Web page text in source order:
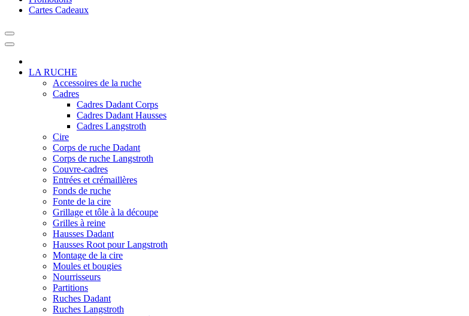
Cartes Cadeaux
LA RUCHE
Accessoires de la ruche
Cadres
Cadres Dadant Corps
Cadres Dadant Hausses
Cadres Langstroth
Cire
Corps de ruche Dadant
Corps de ruche Langstroth
Couvre-cadres
Entrées et crémaillères
Fonds de ruche
Fonte de la cire
Grillage et tôle à la découpe
Grilles à reine
Hausses Dadant
Hausses Root pour Langstroth
Montage de la cire
Moules et bougies
Nourrisseurs
Partitions
Ruches Dadant
Ruches Langstroth